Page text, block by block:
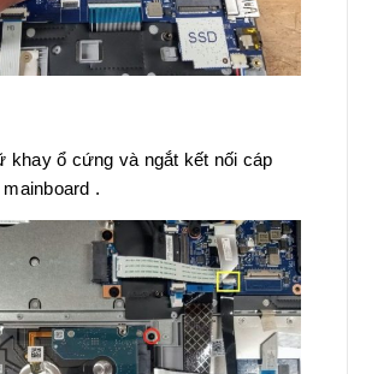
khay ổ cứng và ngắt kết nối cáp
.